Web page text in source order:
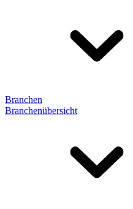
Branchen
Branchenübersicht